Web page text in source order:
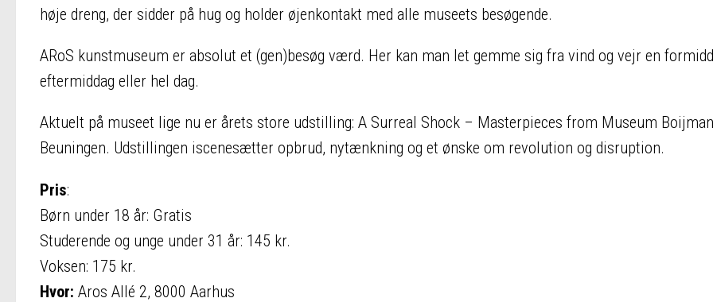
høje dreng, der sidder på hug og holder øjenkontakt med alle museets besøgende.
ARoS kunstmuseum er absolut et (gen)besøg værd. Her kan man let gemme sig fra vind og vejr en
eftermiddag eller hel dag.
Aktuelt på museet lige nu er årets store udstilling: A Surreal Shock – Masterpieces from Museum
Beuningen. Udstillingen iscenesætter opbrud, nytænkning og et ønske om revolution og disruption.
Pris:
Børn under 18 år: Gratis
Studerende og unge under 31 år: 145 kr.
Voksen: 175 kr.
Hvor: Aros Allé 2, 8000 Aarhus